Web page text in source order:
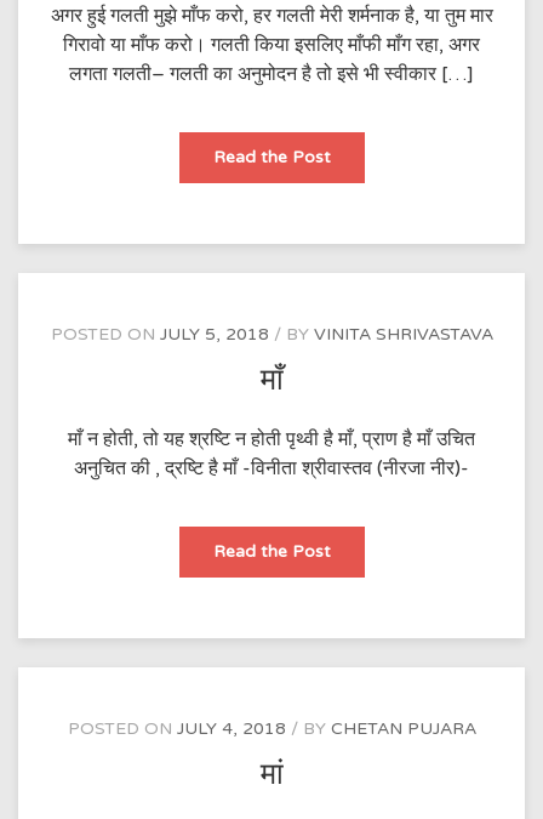
अगर हुई गलती मुझे माँफ करो, हर गलती मेरी शर्मनाक है, या तुम मार
गिरावो या माँफ करो। गलती किया इसलिए माँफी माँग रहा, अगर
लगता गलती– गलती का अनुमोदन है तो इसे भी स्वीकार […]
Read the Postमेरी
माँफ
POSTED ON JULY 5, 2018 BY VINITA SHRIVASTAVA
माँ
माँ न होती, तो यह श्रष्टि न होती पृथ्वी है माँ, प्राण है माँ उचित
अनुचित की , द्रष्टि है माँ -विनीता श्रीवास्तव (नीरजा नीर)-
Read the Postमाँ
POSTED ON JULY 4, 2018 BY CHETAN PUJARA
मां